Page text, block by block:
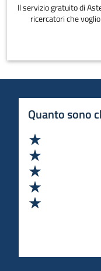
Il servizio gratuito di
ricercatori che
Quanto sono